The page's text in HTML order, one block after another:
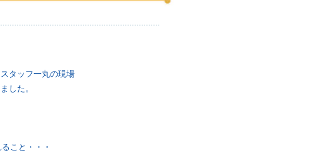
タッフ一丸の現場
した。
こと・・・